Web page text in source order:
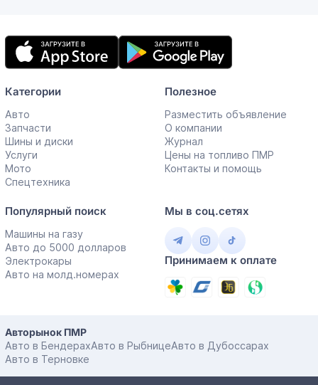
Мобильное
приложение
Категории
Авто
Запчасти
Шины и диски
Услуги
Мото
Спецтехника
Полезное
Разместить объявление
О компании
Журнал
Цены на топливо ПМР
Контакты и помощь
Популярный поиск
Машины на газу
Авто до 5000 долларов
Электрокары
Авто на молд.номерах
Мы в соц.сетях
Принимаем к оплате
Авторынок ПМР
Авто в БендерахАвто в РыбницеАвто в Дубоссарах
Авто в Терновке